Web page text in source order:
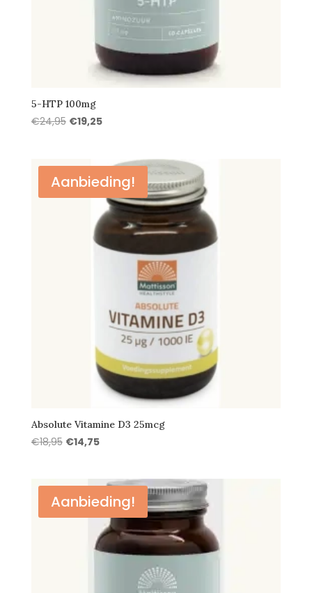
5-HTP 100mg
€24,95 Oorspronkelijke
€24,95.
€19,25Huidige
€19,25.
Aanbieding!
Absolute Vitamine D3 25mcg
€18,95 Oorspronkelijke
€18,95.
€14,75Huidige
€14,75.
Aanbieding!